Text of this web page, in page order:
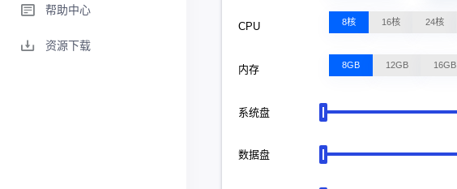
帮助中心
资源下载
CPU 8核 16核 24核
内存 8GB 12GB 16GB
系统盘
数据盘